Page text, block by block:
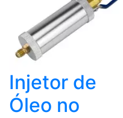
Injetor de
Óleo no